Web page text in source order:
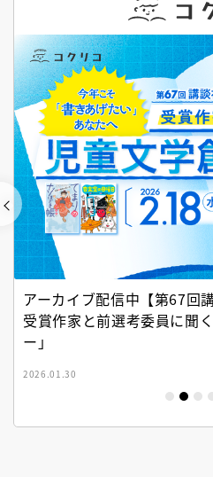
アーカイブ配信中【第67回
受賞作家と前選考委員に聞
ー」
2026.01.30